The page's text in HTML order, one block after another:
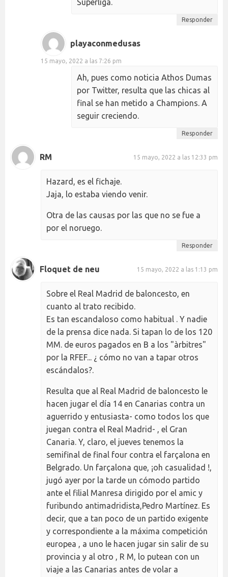
Superliga.
Responder
playaconmedusas
15 mayo, 2022 a las 7:26 pm
Ah, pues como noticia Athos Dumas
por Twitter, resulta que las chicas al
final se han metido a Champions. A
seguir creciendo.
Responder
RM 15 mayo, 2022 a las 12:33 pm
Hazard, es el fichaje.
Jaja, lo estaba viendo venir.
Otra de las causas por las que no se fue a
por el noruego.
Responder
Floquet de neu 15 mayo, 2022 a las 1:13 pm
Sobre el Real Madrid de baloncesto, en
cuanto al trato recibido.
Es tan escandaloso como habitual . Y nadie
de la prensa dice nada. Si tapan lo de los 120
MM. de euros pagados en B a los "àrbitres"
por la RFEF... ¿ cómo no van a tapar otros
escándalos?.
Resulta que al Real Madrid de baloncesto le
hacen jugar el día 14 en Canarias contra un
aguerrido y entusiasta- como todos los que
juegan contra el Real Madrid- , el Gran
Canaria. Y, claro, el jueves tenemos la
semifinal de final four contra el farçalona en
Belgrado. Un farçalona que, ¡oh casualidad !,
jugó ayer por la tarde un cómodo partido
ante el filial Manresa dirigido por el amic y
furibundo antimadridista,Pedro Martínez. Es
decir, que a tan poco de un partido exigente
y correspondiente a la máxima competición
europea , a uno le hacen jugar sin salir de su
provincia y al otro , R M, lo putean con un
viaje a las Canarias antes de volar a